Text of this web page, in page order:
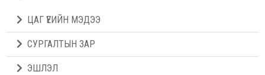
ЦАГ ҮЕИЙН МЭДЭЭ
СУРГАЛТЫН ЗАР
ЭШЛЭЛ